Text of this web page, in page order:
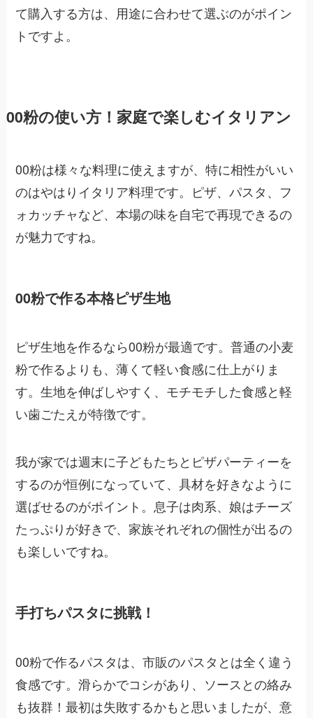
て購入する方は、用途に合わせて選ぶのがポイン
トですよ。
00粉の使い方！家庭で楽しむイタリアン
00粉は様々な料理に使えますが、特に相性がいい
のはやはりイタリア料理です。ピザ、パスタ、フ
ォカッチャなど、本場の味を自宅で再現できるの
が魅力ですね。
00粉で作る本格ピザ生地
ピザ生地を作るなら00粉が最適です。普通の小麦
粉で作るよりも、薄くて軽い食感に仕上がりま
す。生地を伸ばしやすく、モチモチした食感と軽
い歯ごたえが特徴です。
我が家では週末に子どもたちとピザパーティーを
するのが恒例になっていて、具材を好きなように
選ばせるのがポイント。息子は肉系、娘はチーズ
たっぷりが好きで、家族それぞれの個性が出るの
も楽しいですね。
手打ちパスタに挑戦！
00粉で作るパスタは、市販のパスタとは全く違う
食感です。滑らかでコシがあり、ソースとの絡み
も抜群！最初は失敗するかもと思いましたが、意